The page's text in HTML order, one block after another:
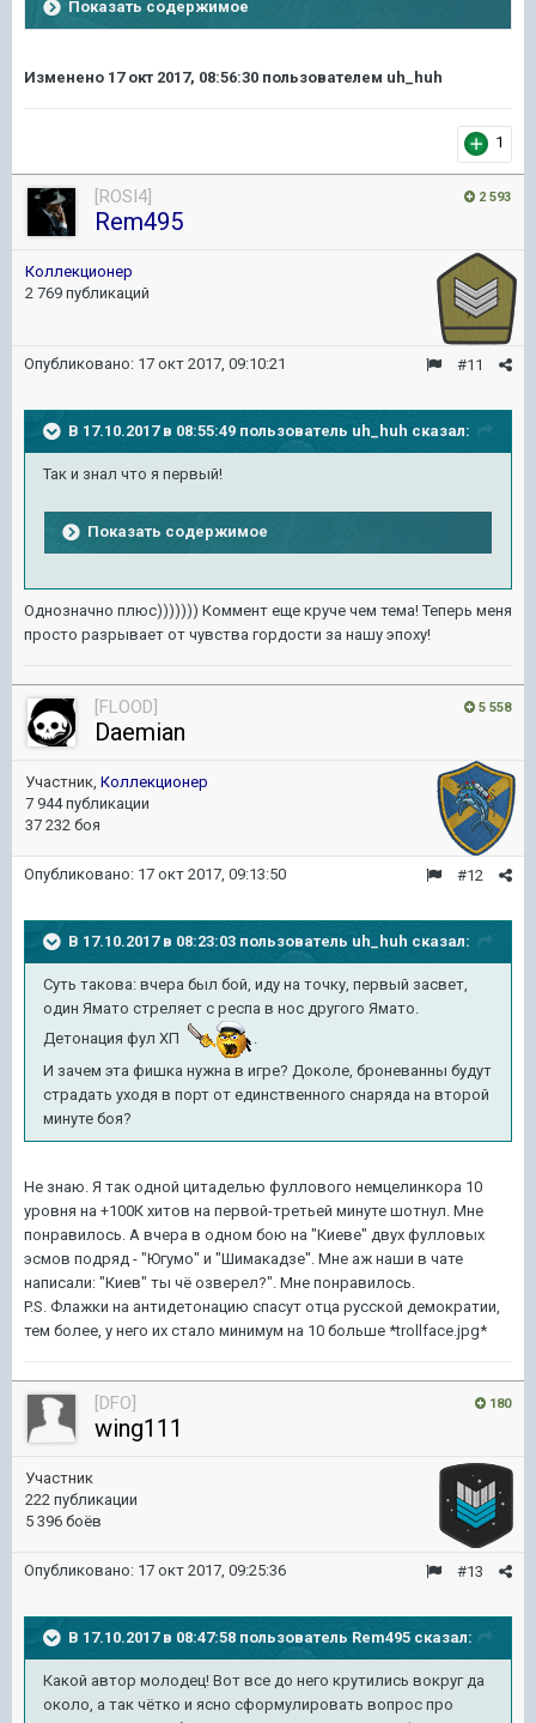
Показать содержимое
Изменено 17 окт 2017, 08:56:30 пользователем uh_huh
1
2 593
[ROSI4]
Rem495
Коллекционер
2 769 публикаций
#11
Опубликовано: 17 окт 2017, 09:10:21
В 17.10.2017 в 08:55:49 пользователь uh_huh сказал:
Так и знал что я первый!
Показать содержимое
Однозначно плюс))))))) Коммент еще круче чем тема! Теперь меня
просто разрывает от чувства гордости за нашу эпоху!
5 558
[FLOOD]
Daemian
Участник, Коллекционер
7 944 публикации
37 232 боя
#12
Опубликовано: 17 окт 2017, 09:13:50
В 17.10.2017 в 08:23:03 пользователь uh_huh сказал:
Суть такова: вчера был бой, иду на точку, первый засвет,
один Ямато стреляет с респа в нос другого Ямато.
Детонация фул ХП
.
И зачем эта фишка нужна в игре? Доколе, броневанны будут
страдать уходя в порт от единственного снаряда на второй
минуте боя?
Не знаю. Я так одной цитаделью фуллового немцелинкора 10
уровня на +100К хитов на первой-третьей минуте шотнул. Мне
понравилось. А вчера в одном бою на "Киеве" двух фулловых
эсмов подряд - "Югумо" и "Шимакадзе". Мне аж наши в чате
написали: "Киев" ты чё озверел?". Мне понравилось.
P.S. Флажки на антидетонацию спасут отца русской демократии,
тем более, у него их стало минимум на 10 больше *trollface.jpg*
180
[DFO]
wing111
Участник
222 публикации
5 396 боёв
#13
Опубликовано: 17 окт 2017, 09:25:36
В 17.10.2017 в 08:47:58 пользователь Rem495 сказал:
Какой автор молодец! Вот все до него крутились вокруг да
около, а так чётко и ясно сформулировать вопрос про